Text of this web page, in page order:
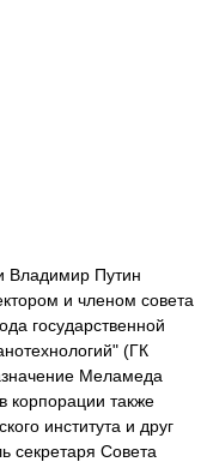
Владимир Путин
и членом совета
государственной
(ГК
Меламеда
корпорации также
института и друг
секретаря Совета